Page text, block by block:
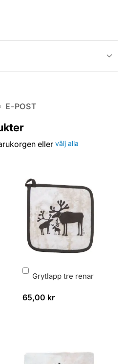
E-POST
eller välj alla
Grytlapp tre renar
65,00 kr